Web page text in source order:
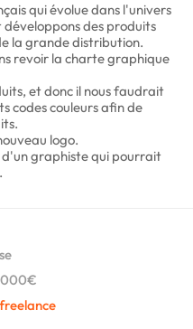
qui évolue dans l'univers
des produits
la grande distribution.
revoir la charte graphique
et donc il nous faudrait
codes couleurs afin de
logo.
d'un graphiste qui pourrait
000€